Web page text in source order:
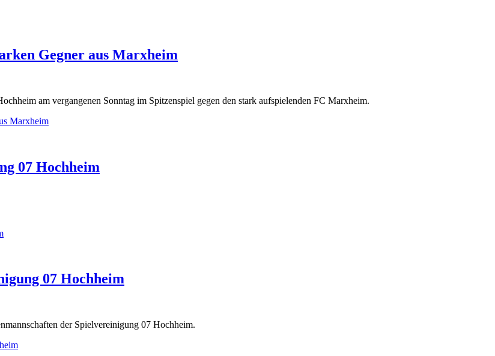
Gegner aus Marxheim
am vergangenen Sonntag im Spitzenspiel gegen den stark aufspielenden FC Marxheim.
Marxheim
07 Hochheim
07 Hochheim
der Spielvereinigung 07 Hochheim.